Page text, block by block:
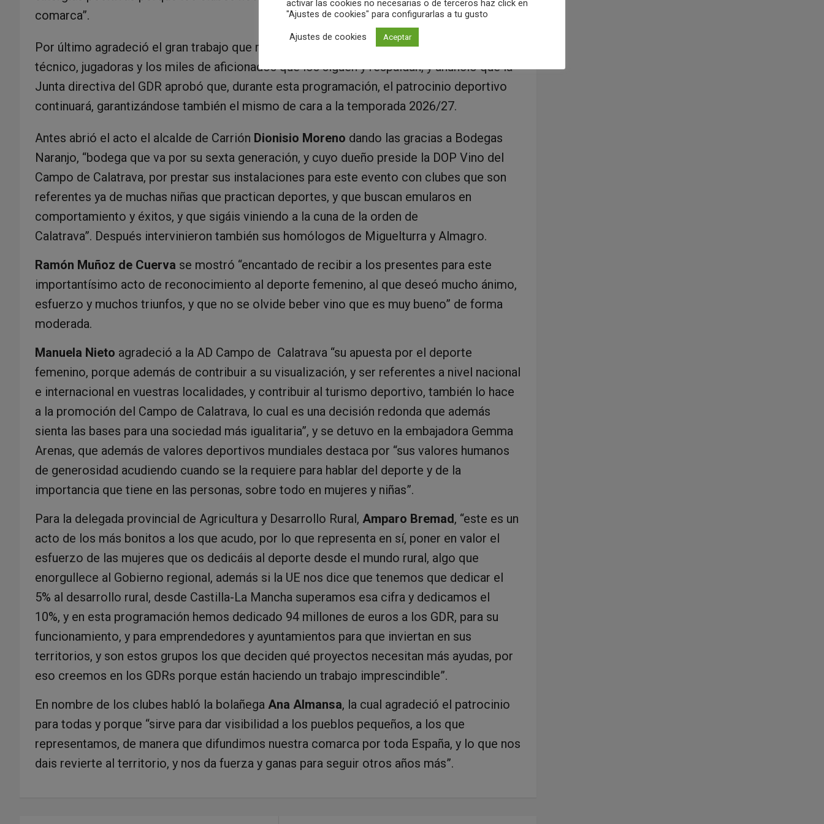
comarca”.
Por último agradeció el gran trabajo que realizan las directivas de los clubes, personal
técnico, jugadoras y los miles de aficionados que los siguen y respaldan, y anunció que la
Junta directiva del GDR aprobó que, durante esta programación, el patrocinio deportivo
continuará, garantizándose también el mismo de cara a la temporada 2026/27.
Antes abrió el acto el alcalde de Carrión Dionisio Moreno dando las gracias a Bodegas
Naranjo, “bodega que va por su sexta generación, y cuyo dueño preside la DOP Vino del
Campo de Calatrava, por prestar sus instalaciones para este evento con clubes que son
referentes ya de muchas niñas que practican deportes, y que buscan emularos en
comportamiento y éxitos, y que sigáis viniendo a la cuna de la orden de
Calatrava”. Después intervinieron también sus homólogos de Miguelturra y Almagro.
Ramón Muñoz de Cuerva se mostró “encantado de recibir a los presentes para este
importantísimo acto de reconocimiento al deporte femenino, al que deseó mucho ánimo,
esfuerzo y muchos triunfos, y que no se olvide beber vino que es muy bueno” de forma
moderada.
Manuela Nieto agradeció a la AD Campo de Calatrava “su apuesta por el deporte
femenino, porque además de contribuir a su visualización, y ser referentes a nivel nacional
e internacional en vuestras localidades, y contribuir al turismo deportivo, también lo hace
a la promoción del Campo de Calatrava, lo cual es una decisión redonda que además
sienta las bases para una sociedad más igualitaria”, y se detuvo en la embajadora Gemma
Arenas, que además de valores deportivos mundiales destaca por “sus valores humanos
de generosidad acudiendo cuando se la requiere para hablar del deporte y de la
importancia que tiene en las personas, sobre todo en mujeres y niñas”.
Para la delegada provincial de Agricultura y Desarrollo Rural, Amparo Bremad, “este es un
acto de los más bonitos a los que acudo, por lo que representa en sí, poner en valor el
esfuerzo de las mujeres que os dedicáis al deporte desde el mundo rural, algo que
enorgullece al Gobierno regional, además si la UE nos dice que tenemos que dedicar el
5% al desarrollo rural, desde Castilla-La Mancha superamos esa cifra y dedicamos el
10%, y en esta programación hemos dedicado 94 millones de euros a los GDR, para su
funcionamiento, y para emprendedores y ayuntamientos para que inviertan en sus
territorios, y son estos grupos los que deciden qué proyectos necesitan más ayudas, por
eso creemos en los GDRs porque están haciendo un trabajo imprescindible”.
En nombre de los clubes habló la bolañega Ana Almansa, la cual agradeció el patrocinio
para todas y porque “sirve para dar visibilidad a los pueblos pequeños, a los que
representamos, de manera que difundimos nuestra comarca por toda España, y lo que nos
dais revierte al territorio, y nos da fuerza y ganas para seguir otros años más”.
activar las cookies no necesarias o de terceros haz click en
"Ajustes de cookies" para configurarlas a tu gusto
Ajustes de cookies Aceptar